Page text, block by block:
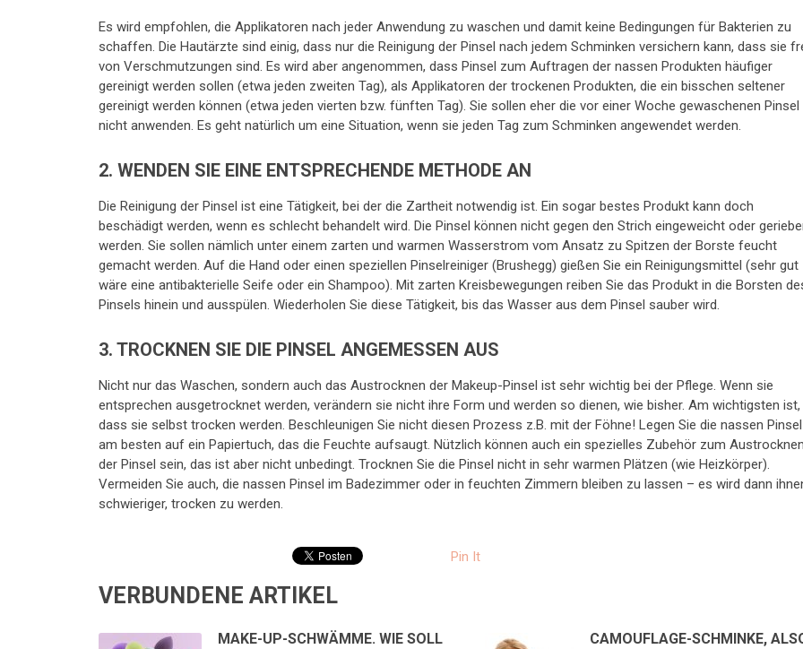
Es wird empfohlen, die Applikatoren nach jeder Anwendung zu waschen und damit keine Bedingungen für Bakterien zu
schaffen. Die Hautärzte sind einig, dass nur die Reinigung der Pinsel nach jedem Schminken versichern kann, dass sie
von Verschmutzungen sind. Es wird aber angenommen, dass Pinsel zum Auftragen der nassen Produkten häufiger
gereinigt werden sollen (etwa jeden zweiten Tag), als Applikatoren der trockenen Produkten, die ein bisschen seltener
gereinigt werden können (etwa jeden vierten bzw. fünften Tag). Sie sollen eher die vor einer Woche gewaschenen Pinsel
nicht anwenden. Es geht natürlich um eine Situation, wenn sie jeden Tag zum Schminken angewendet werden.
2. WENDEN SIE EINE ENTSPRECHENDE METHODE AN
Die Reinigung der Pinsel ist eine Tätigkeit, bei der die Zartheit notwendig ist. Ein sogar bestes Produkt kann doch
beschädigt werden, wenn es schlecht behandelt wird. Die Pinsel können nicht gegen den Strich eingeweicht oder
werden. Sie sollen nämlich unter einem zarten und warmen Wasserstrom vom Ansatz zu Spitzen der Borste feucht
gemacht werden. Auf die Hand oder einen speziellen Pinselreiniger (Brushegg) gießen Sie ein Reinigungsmittel (sehr gut
wäre eine antibakterielle Seife oder ein Shampoo). Mit zarten Kreisbewegungen reiben Sie das Produkt in die Borsten
Pinsels hinein und ausspülen. Wiederholen Sie diese Tätigkeit, bis das Wasser aus dem Pinsel sauber wird.
3. TROCKNEN SIE DIE PINSEL ANGEMESSEN AUS
Nicht nur das Waschen, sondern auch das Austrocknen der Makeup-Pinsel ist sehr wichtig bei der Pflege. Wenn sie
entsprechen ausgetrocknet werden, verändern sie nicht ihre Form und werden so dienen, wie bisher. Am wichtigsten ist,
dass sie selbst trocken werden. Beschleunigen Sie nicht diesen Prozess z.B. mit der Föhne! Legen Sie die nassen Pinsel
am besten auf ein Papiertuch, das die Feuchte aufsaugt. Nützlich können auch ein spezielles Zubehör zum
der Pinsel sein, das ist aber nicht unbedingt. Trocknen Sie die Pinsel nicht in sehr warmen Plätzen (wie Heizkörper).
Vermeiden Sie auch, die nassen Pinsel im Badezimmer oder in feuchten Zimmern bleiben zu lassen – es wird dann
schwieriger, trocken zu werden.
Pin It
VERBUNDENE ARTIKEL
MAKE-UP-SCHWÄMME. WIE SOLL
CAMOUFLAGE-SCHMINKE,